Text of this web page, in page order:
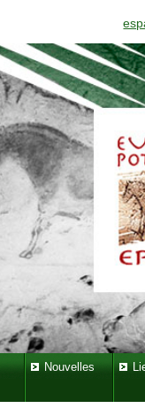
Nouvelles